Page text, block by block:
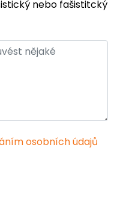
nebo fašistitcký
osobních údajů